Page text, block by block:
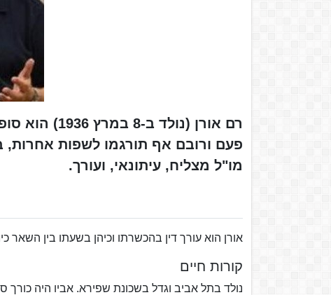
רם אורן
פעם ורובם אף תורגמו לשפות אחרות,
מו"ל מצליח, עיתונאי, ועורך.
אורן הוא עורך דין בהכשרתו וכיהן בשעתו בין השאר
קורות חיים
נולד בתל אביב וגדל בשכונת שפירא. אביו היה